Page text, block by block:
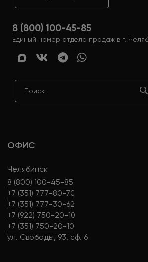
8 (800) 100-45-85
Единый номер отдела продаж в г.
ОФИС
Челябинск
8 (800) 100-45-85
+7 (351) 777-80-70
+7 (351) 777-30-62
+7 (922) 750-20-10
+7 (351) 750-20-10
ул. Свободы, 93, оф. 6